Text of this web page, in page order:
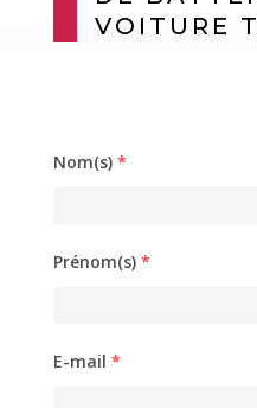
VOITURE
Nom(s) *
Prénom(s) *
E-mail *